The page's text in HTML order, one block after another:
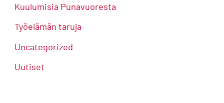
Kuulumisia Punavuoresta
Työelämän taruja
Uncategorized
Uutiset